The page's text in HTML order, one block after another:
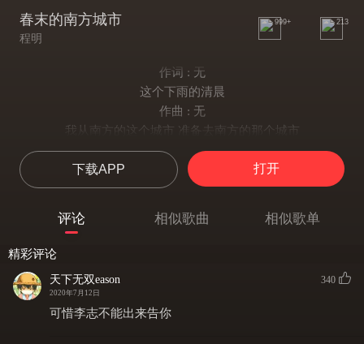
春末的南方城市
程明
999+ 213
作词 : 无
这个下雨的清晨
作曲 : 无
我从南方的这个城市 准备去南方的那个城市
我和我的兄弟 在一家包子铺门口分手 赶往远处的站台
车上的白领睡意朦胧隔着眼屎看着我
这让人心慌 这让人心慌
这个下雨的清晨
兄弟在玻璃的建筑里 我在潮湿的路上
人们重复着重复着重复着重复
下载APP 打开
评论 相似歌曲 相似歌单
精彩评论
天下无双eason
2020年7月12日
340
可惜李志不能出来告你